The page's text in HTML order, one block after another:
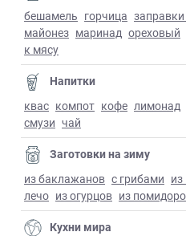
бешамель горчица
майонез маринад ореховый
к мясу
Напитки
квас компот кофе лимонад
смузи чай
Заготовки на зиму
из баклажанов с грибами
лечо из огурцов из
Кухни мира